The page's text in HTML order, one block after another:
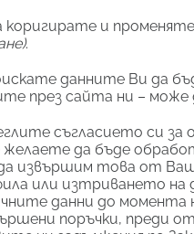
и
.
данните Ви да
през сайта ни –
съгласието си за
да бъде
извършим това от
или изтриването на
данни до
поръчки, преди